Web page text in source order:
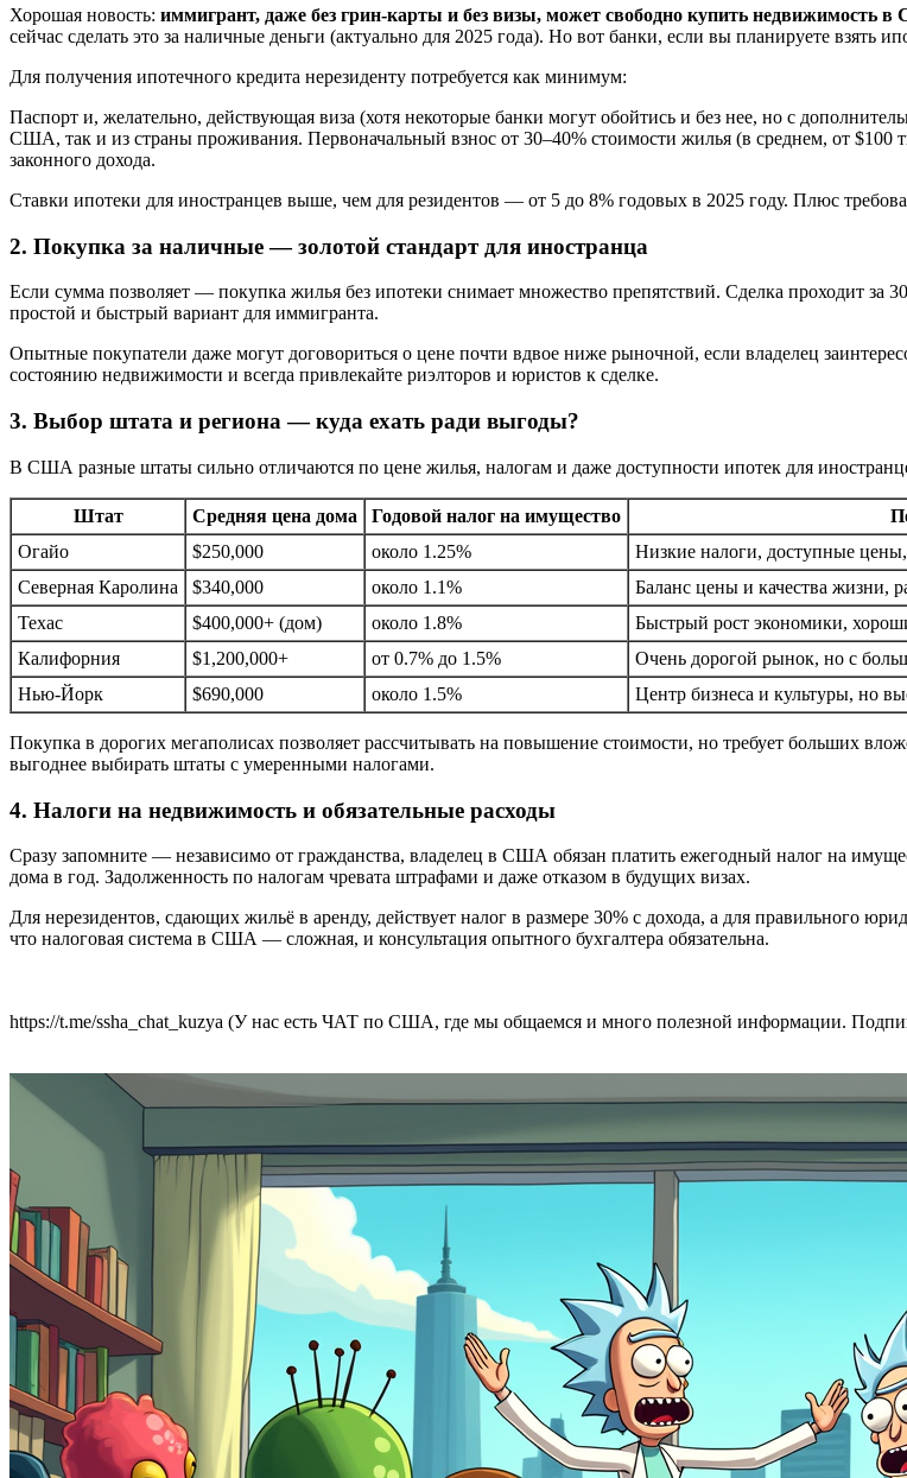
Хорошая новость: иммигрант, даже без грин-карты и без визы, может свободно купить недвижимость
сейчас сделать это за наличные деньги (актуально для 2025 года). Но вот банки, если вы планируете взять
Для получения ипотечного кредита нерезиденту потребуется как минимум:
Паспорт и, желательно, действующая виза (хотя некоторые банки могут обойтись и без нее, но с
США, так и из страны проживания. Первоначальный взнос от 30–40% стоимости жилья (в среднем, от
законного дохода.
Ставки ипотеки для иностранцев выше, чем для резидентов — от 5 до 8% годовых в 2025 году. Плюс
2. Покупка за наличные — золотой стандарт для иностранца
Если сумма позволяет — покупка жилья без ипотеки снимает множество препятствий. Сделка проходит за
простой и быстрый вариант для иммигранта.
Опытные покупатели даже могут договориться о цене почти вдвое ниже рыночной, если владелец
состоянию недвижимости и всегда привлекайте риэлторов и юристов к сделке.
3. Выбор штата и региона — куда ехать ради выгоды?
В США разные штаты сильно отличаются по цене жилья, налогам и даже доступности ипотек для
Штат Средняя цена дома Годовой налог на имущество
Огайо
$250,000 около 1.25%
Низкие налоги, доступные
Северная Каролина
$340,000 около 1.1%
Баланс цены и качества жизни,
Техас
$400,000+ (дом) около 1.8%
Быстрый рост экономики,
Калифорния
$1,200,000+ от 0.7% до 1.5%
Очень дорогой рынок, но с
Нью-Йорк
$690,000 около 1.5% Центр бизнеса и культуры, но
Покупка в дорогих мегаполисах позволяет рассчитывать на повышение стоимости, но требует больших
выгоднее выбирать штаты с умеренными налогами.
4. Налоги на недвижимость и обязательные расходы
Сразу запомните — независимо от гражданства, владелец в США обязан платить ежегодный налог на
дома в год. Задолженность по налогам чревата штрафами и даже отказом в будущих визах.
Для нерезидентов, сдающих жильё в аренду, действует налог в размере 30% с дохода, а для правильного
что налоговая система в США — сложная, и консультация опытного бухгалтера обязательна.
https://t.me/ssha_chat_kuzya (У нас есть ЧАТ по США, где мы общаемся и много полезной информации.